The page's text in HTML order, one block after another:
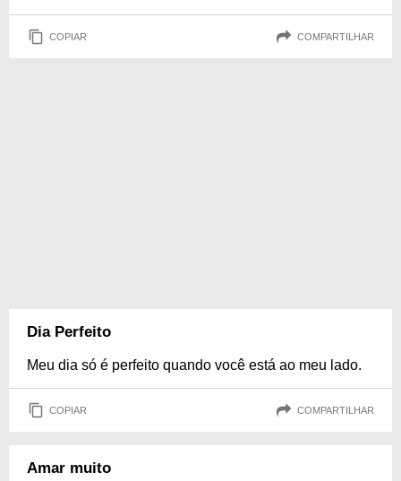
COPIAR COMPARTILHAR
Dia Perfeito
Meu dia só é perfeito quando você está ao meu lado.
COPIAR COMPARTILHAR
Amar muito